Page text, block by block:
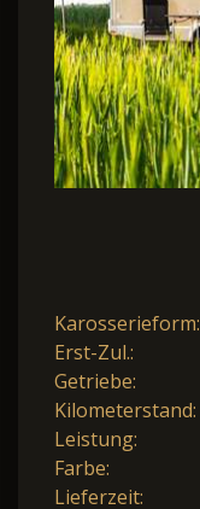
Karosserieform:
Erst-Zul.:
Getriebe:
Kilometerstand:
Leistung:
Farbe:
Lieferzeit: